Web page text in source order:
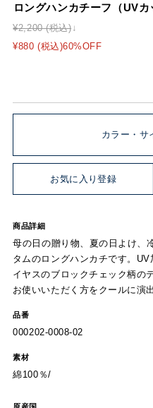
ロングハンカチーフ（UVカ
¥2,200 (税込)
¥880 (税込)60%OFF
カラー・サ
お気に入り登録
商品詳細
母の日の贈り物、夏の日よけ、
タムのロングハンカチです。
イヤスのブロックチェック柄の
お使いいただく方をクールに演
品番
000202-0008-02
素材
綿100％/